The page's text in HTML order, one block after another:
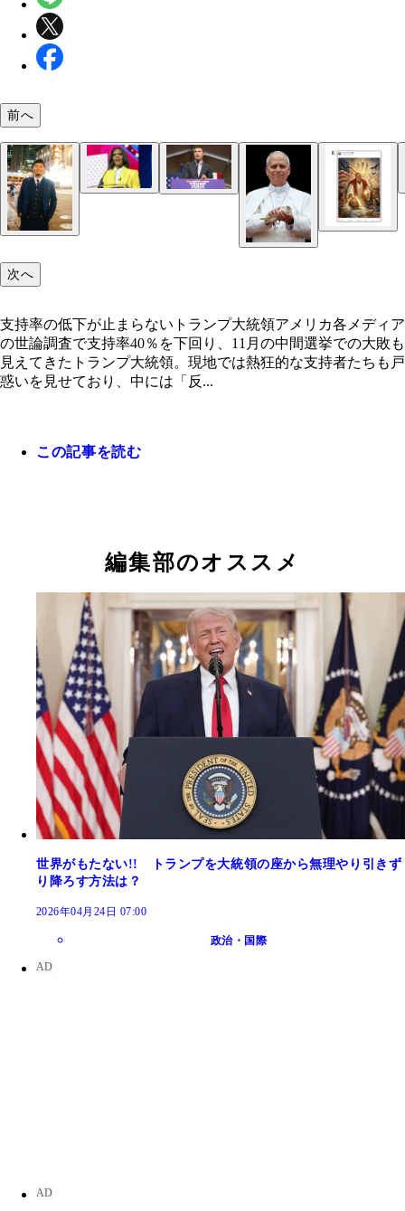
支持率の低下が止まらないトランプ大統領
スタンダップコメディアンとして人気を博すSaku
保守派政治コメンテーター、キャンディス・オー
ズは、トランプの熱烈な支持者として知られてい
共和党支持層の若者を中心に絶大な人気を誇った
動家のチャーリー・カークは、トランプ人気を支
ている」とアメリカとイランの戦争について、ト
ソックスのファンらしい
した生成AIで出力した「宗教画」。自身をキリス
米ニュースサイト『インフォウォーズ』を運営す
オ番組司会者であるアレックス・ジョーンズはア
前へ
次へ
支持率の低下が止まらないトランプ大統領アメリカ各メディア
の世論調査で支持率40％を下回り、11月の中間選挙での大敗も
見えてきたトランプ大統領。現地では熱狂的な支持者たちも戸
惑いを見せており、中には「反...
この記事を読む
編集部のオススメ
世界がもたない!! トランプを大統領の座から無理やり引きず
り降ろす方法は？
2026年04月24日 07:00
政治・国際